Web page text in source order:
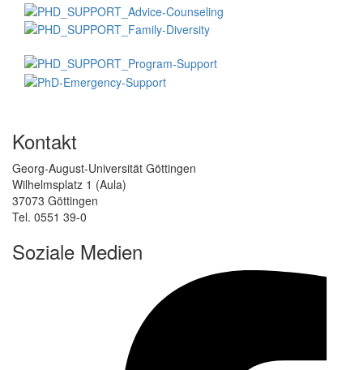
Kontakt
Georg-August-Universität Göttingen
Wilhelmsplatz 1 (Aula)
37073 Göttingen
Tel. 0551 39-0
Soziale Medien